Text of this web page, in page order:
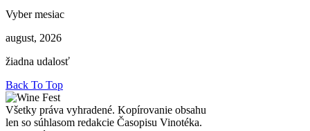
Vyber mesiac
august, 2026
žiadna udalosť
Back To Top
Všetky práva vyhradené. Kopírovanie obsahu
len so súhlasom redakcie Časopisu Vinotéka.